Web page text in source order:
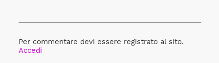
Per commentare devi essere registrato al sito.
Accedi